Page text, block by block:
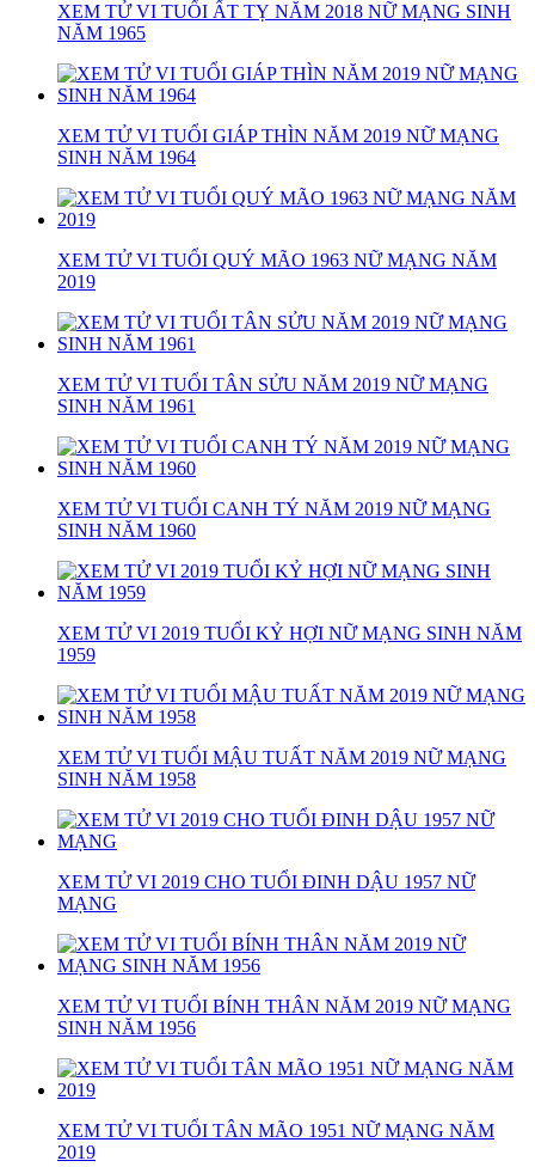
XEM TỬ VI TUỔI ẤT TỴ NĂM 2018 NỮ MẠNG SINH
NĂM 1965
XEM TỬ VI TUỔI GIÁP THÌN NĂM 2019 NỮ MẠNG
SINH NĂM 1964
XEM TỬ VI TUỔI QUÝ MÃO 1963 NỮ MẠNG NĂM
2019
XEM TỬ VI TUỔI TÂN SỬU NĂM 2019 NỮ MẠNG
SINH NĂM 1961
XEM TỬ VI TUỔI CANH TÝ NĂM 2019 NỮ MẠNG
SINH NĂM 1960
XEM TỬ VI 2019 TUỔI KỶ HỢI NỮ MẠNG SINH NĂM
1959
XEM TỬ VI TUỔI MẬU TUẤT NĂM 2019 NỮ MẠNG
SINH NĂM 1958
XEM TỬ VI 2019 CHO TUỔI ĐINH DẬU 1957 NỮ
MẠNG
XEM TỬ VI TUỔI BÍNH THÂN NĂM 2019 NỮ MẠNG
SINH NĂM 1956
XEM TỬ VI TUỔI TÂN MÃO 1951 NỮ MẠNG NĂM
2019